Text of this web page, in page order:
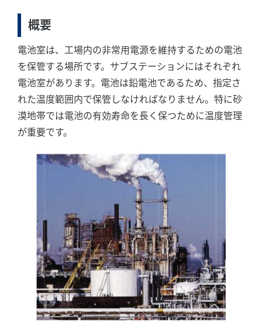
概要
電池室は、工場内の非常用電源を維持するための電池
を保管する場所です。サブステーションにはそれぞれ
電池室があります。電池は鉛電池であるため、指定さ
れた温度範囲内で保管しなければなりません。特に砂
漠地帯では電池の有効寿命を長く保つために温度管理
が重要です。